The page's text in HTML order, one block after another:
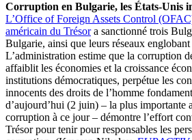
Corruption en Bulgarie, les États-Unis
L’Office of Foreign Assets Control
américain du Trésora sanctionné trois
Bulgarie, ainsi que leurs réseaux englobant
L’administration estime que la corruption
affaiblit les économies et la croissance
institutions démocratiques, perpétue les
innocents des droits de l’homme
d’aujourd’hui (2 juin) – la plus importante
corruption à ce jour – démontre l’effort
Trésor pour tenir pour responsables les